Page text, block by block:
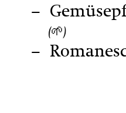
(🌱)